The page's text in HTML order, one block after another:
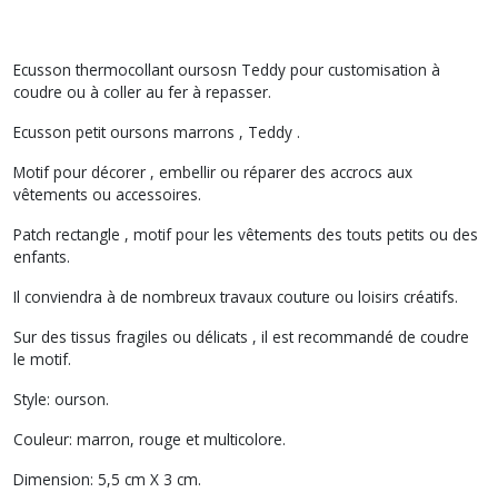
Ecusson thermocollant oursosn Teddy pour customisation à
coudre ou à coller au fer à repasser.
Ecusson petit oursons marrons , Teddy .
Motif pour décorer , embellir ou réparer des accrocs aux
vêtements ou accessoires.
Patch rectangle , motif pour les vêtements des touts petits ou des
enfants.
Il conviendra à de nombreux travaux couture ou loisirs créatifs.
Sur des tissus fragiles ou délicats , il est recommandé de coudre
le motif.
Style: ourson.
Couleur: marron, rouge et multicolore.
Dimension: 5,5 cm X 3 cm.